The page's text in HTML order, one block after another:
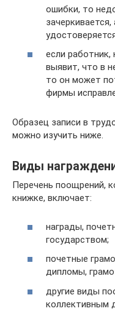
ошибки, то
если
выявит, что в
то он может
фирмы
Образец записи в
можно изучить ниже.
Виды
Перечень поощрений,
книжке, включает:
награды,
государством;
почетные
дипломы,
другие виды
коллективным